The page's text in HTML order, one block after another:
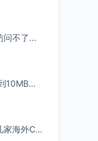
不需要这么麻烦，之所以访问不了，是由于非对称路由的问题，在爱快主路由添加一条静态路由192.168.
看到PicoClaw内存占用不到10MB这个数据真的很惊喜，确实很适合我这种想用旧设备折腾AI的小白
好文章，正好最近在对比几家海外CDN。文中提到CF免费版不支持自定义回源端口和HOST这个痛点太真实